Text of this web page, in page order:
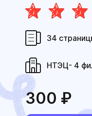
34
НТЭЦ- 4
300 ₽